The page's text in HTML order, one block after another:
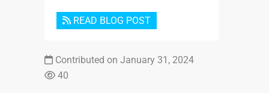
READ BLOG POST
Contributed on January 31, 2024
40